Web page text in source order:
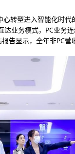
转型进入智能化时
业务模式，PC业务
告显示，全年非PC营